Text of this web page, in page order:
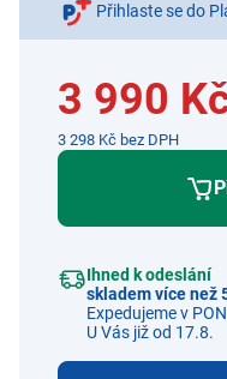
Přihlaste se do
3 990
3 298 Kč bez DPH
Ihned k odeslání
skladem více než
Expedujeme v
U Vás již od 17.8.